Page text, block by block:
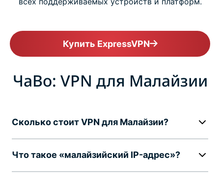
Купить ExpressVPN
ЧаВо: VPN для Малайзии
Сколько стоит VPN для Малайзии?
Что такое «малайзийский IP-адрес»?